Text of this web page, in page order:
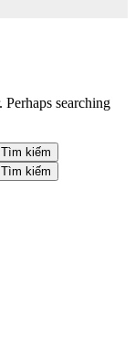
searching